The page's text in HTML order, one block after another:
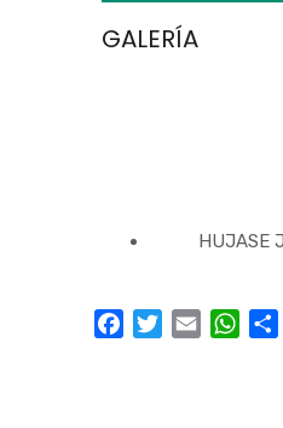
GALERÍA
HUJASE
FacebookTwitter
Email